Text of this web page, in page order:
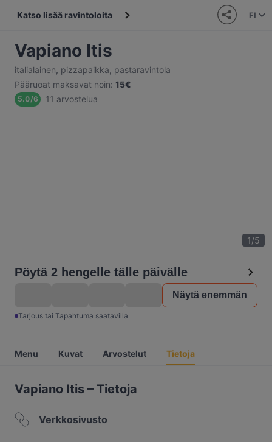
Katso lisää ravintoloita FI
Vapiano Itis
italialainen, pizzapaikka, pastaravintola
Pääruoat maksavat noin: 15€
5.0/6 11 arvostelua
1/5
Pöytä 2 hengelle tälle päivälle
Näytä enemmän
Tarjous tai Tapahtuma saatavilla
Menu Kuvat Arvostelut Tietoja
Vapiano Itis – Tietoja
Verkkosivusto